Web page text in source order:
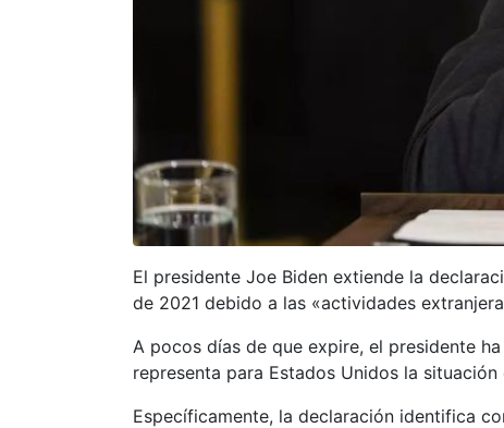
El presidente Joe Biden extiende la
de 2021 debido a las «actividades
A pocos días de que expire, el presidente
representa para Estados Unidos la situación
Específicamente, la declaración identifica